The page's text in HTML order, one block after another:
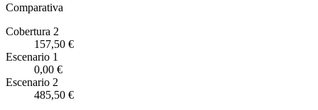
Comparativa
Cobertura 2
157,50 €
Escenario 1
0,00 €
Escenario 2
485,50 €